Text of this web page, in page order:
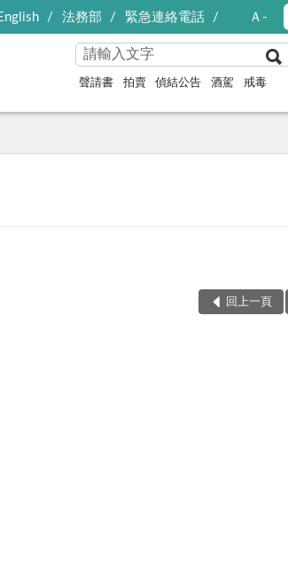
法務部 緊急連絡電話 Ａ-
聲請書 拍賣 偵結公告 酒駕 戒毒
回上一頁